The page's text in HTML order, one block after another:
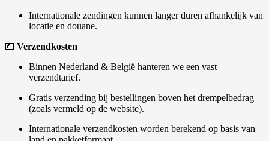
Internationale zendingen kunnen langer duren afhankelijk van
locatie en douane.
💶 Verzendkosten
Binnen Nederland & België hanteren we een vast
verzendtarief.
Gratis verzending bij bestellingen boven het drempelbedrag
(zoals vermeld op de website).
Internationale verzendkosten worden berekend op basis van